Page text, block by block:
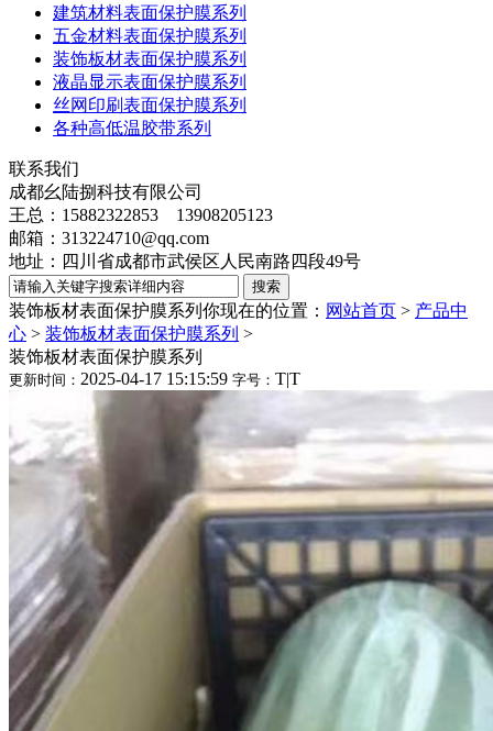
建筑材料表面保护膜系列
五金材料表面保护膜系列
装饰板材表面保护膜系列
液晶显示表面保护膜系列
丝网印刷表面保护膜系列
各种高低温胶带系列
联系我们
成都幺陆捌科技有限公司
王总：15882322853 13908205123
邮箱：313224710@qq.com
地址：四川省成都市武侯区人民南路四段49号
装饰板材表面保护膜系列 你现在的位置： 网站首页 > 产品中
心 > 装饰板材表面保护膜系列 >
装饰板材表面保护膜系列
更新时间： 2025-04-17 15:15:59 字号： T|T